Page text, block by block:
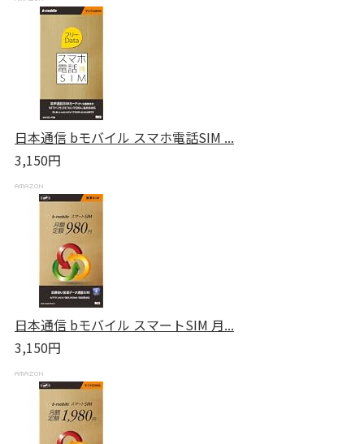
日本通信 bモバイル スマホ電話SIM ...
3,150円
日本通信 bモバイル スマートSIM 月...
3,150円